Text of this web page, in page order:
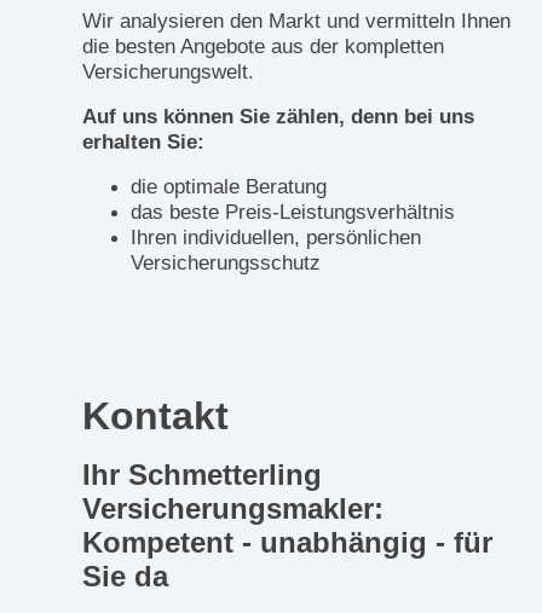
Wir analysieren den Markt und vermitteln Ihnen
die besten Angebote aus der kompletten
Versicherungswelt.
Auf uns können Sie zählen, denn bei uns
erhalten Sie:
die optimale Beratung
das beste Preis-Leistungsverhältnis
Ihren individuellen, persönlichen
Versicherungsschutz
Kontakt
Ihr Schmetterling
Versicherungsmakler:
Kompetent - unabhängig - für
Sie da